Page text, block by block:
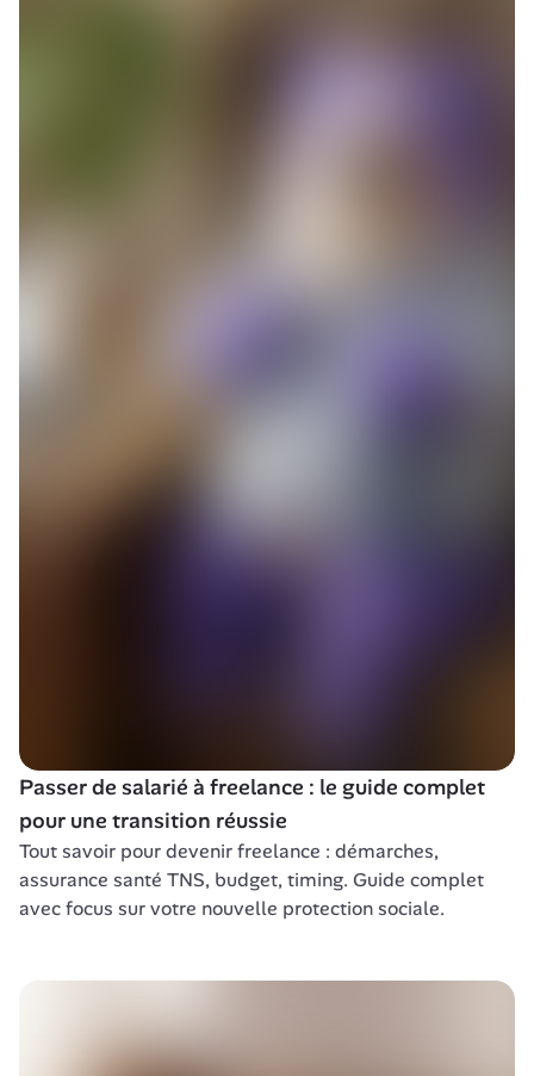
Passer de salarié à freelance : le guide complet
pour une transition réussie
Tout savoir pour devenir freelance : démarches,
assurance santé TNS, budget, timing. Guide complet
avec focus sur votre nouvelle protection sociale.